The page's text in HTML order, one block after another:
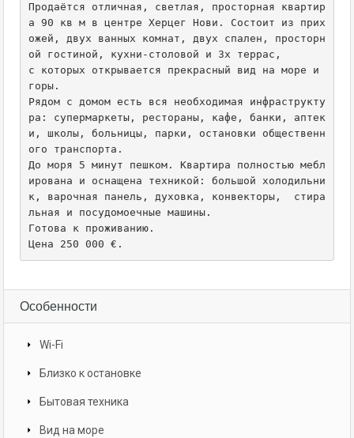
Продаётся отличная, светлая, просторная квартир
а 90 кв м в центре Херцег Нови. Состоит из прих
ожей, двух ванных комнат, двух спален, просторн
ой гостиной, кухни-столовой и 3х террас,
с которых открывается прекрасный вид на море и
горы.
Рядом с домом есть вся необходимая инфраструкту
ра: супермаркеты, рестораны, кафе, банки, аптек
и, школы, больницы, парки, остановки общественн
ого транспорта.
До моря 5 минут пешком. Квартира полностью мебл
ирована и оснащена техникой: большой холодильни
к, варочная панель, духовка, конвекторы,  стира
льная и посудомоечные машины.
Готова к проживанию.
Цена 250 000 €.
Особенности
Wi-Fi
Близко к остановке
Бытовая техника
Вид на море